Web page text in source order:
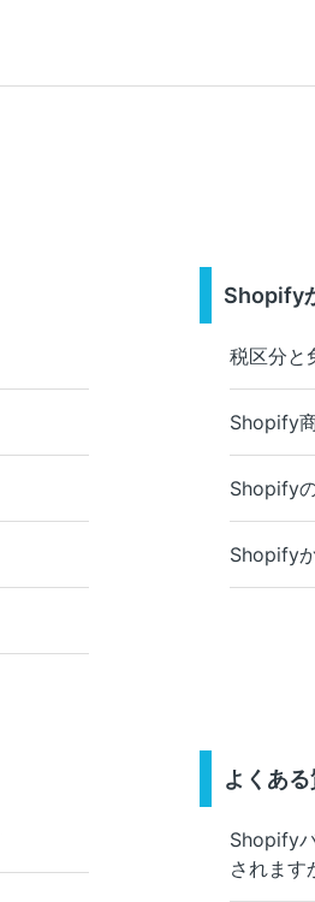
Shopify
税区分と
Shopify
Shopify
Shopify
よくある
Shopify
されます